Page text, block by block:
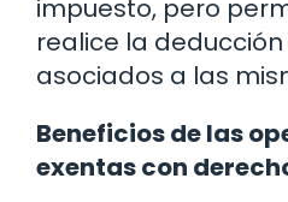
impuesto, pero
realice la
asociados a las
Beneficios de las
exentas con